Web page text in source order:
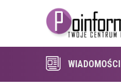
WIADOMOŚCI